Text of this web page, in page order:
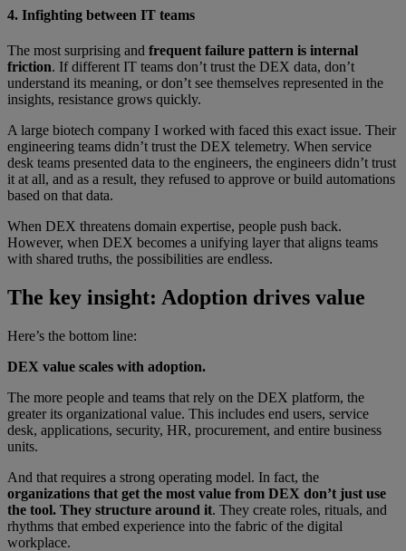
4. Infighting between IT teams
The most surprising and frequent failure pattern is internal
friction. If different IT teams don’t trust the DEX data, don’t
understand its meaning, or don’t see themselves represented in the
insights, resistance grows quickly.
A large biotech company I worked with faced this exact issue. Their
engineering teams didn’t trust the DEX telemetry. When service
desk teams presented data to the engineers, the engineers didn’t trust
it at all, and as a result, they refused to approve or build automations
based on that data.
When DEX threatens domain expertise, people push back.
However, when DEX becomes a unifying layer that aligns teams
with shared truths, the possibilities are endless.
The key insight: Adoption drives value
Here’s the bottom line:
DEX value scales with adoption.
The more people and teams that rely on the DEX platform, the
greater its organizational value. This includes end users, service
desk, applications, security, HR, procurement, and entire business
units.
And that requires a strong operating model. In fact, the
organizations that get the most value from DEX don’t just use
the tool. They structure around it. They create roles, rituals, and
rhythms that embed experience into the fabric of the digital
workplace.